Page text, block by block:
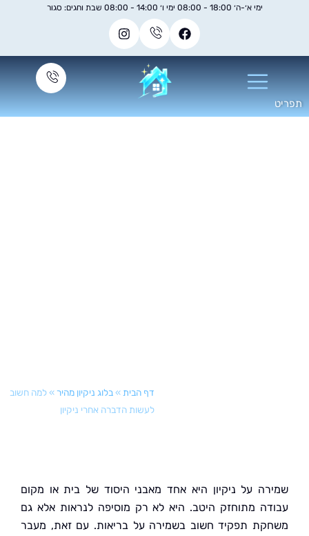
»בלוג ניקיון מהיר »למה חשוב
לעשות הדברה אחרי ניקיון
על ניקיון היא אחד מאבני היסוד של בית או מקום
מתוחזק היטב. היא לא רק מוסיפה לנראות אלא גם
תפקיד חשוב בשמירה על בריאות. עם זאת, מעבר